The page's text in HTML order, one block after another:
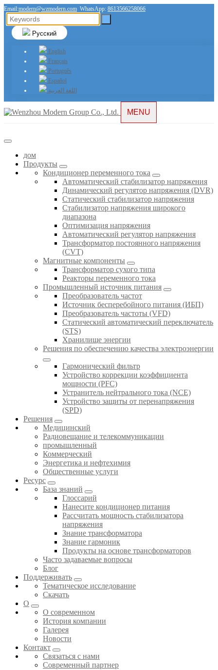
Email:modern@wzmodern.com WhatsApp: 8613566258066
Русский
English
Français
Português
Español
اللغة العربية
MENU
дом
Продукты
Кондиционер переменного тока
Автоматический стабилизатор напряжения
Динамический регулятор напряжения (DVR)
Статический стабилизатор напряжения
Стабилизатор напряжения широкого
диапазона
Оптимизация напряжения
Автоматический регулятор напряжения
Трансформатор постоянного напряжения
(CVT)
Магнитные компоненты
Трансформатор сухого типа
Реакторы переменного тока
Промышленный источник питания
Преобразователь частот
Источник бесперебойного питания (ИБП)
Преобразователь частоты (VFD)
Статический автоматический переключатель
(STS)
Хранилище энергии
Решения по обеспечению качества электроэнергии
Гармонический фильтр
Устройство коррекции коэффициента
мощности (PFC)
Устранитель нейтрального тока (NCE)
Устройство защиты от перенапряжения
(SPD)
Решения
Медицинский
Радиовещание и телекоммуникации
промышленный
Коммерческий
Энергетика и нефтехимия
Общественные услуги
Ресурс
База знаний
Глоссарий
Нанесите кондиционер питания
Рассчитать мощность стабилизатора
напряжения
Знание трансформатора
Знание гармоник
Продукты на основе трансформаторов
Часто задаваемые вопросы
Блог
Поддерживать
Тематическое исследование
Скачать
О
О современном
История компании
Галерея
Новости
Контакт
Связаться с нами
Современный партнер